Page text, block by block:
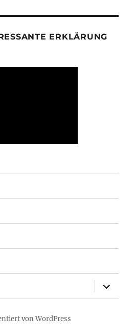
ERKLÄRUNG
öffnen
von WordPress